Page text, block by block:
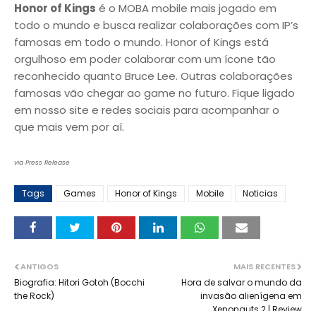
Honor of Kings é o MOBA mobile mais jogado em
todo o mundo e busca realizar colaborações com IP’s
famosas em todo o mundo. Honor of Kings está
orgulhoso em poder colaborar com um ícone tão
reconhecido quanto Bruce Lee. Outras colaborações
famosas vão chegar ao game no futuro. Fique ligado
em nosso site e redes sociais para acompanhar o
que mais vem por aí.
via Press Release
Tags Games Honor of Kings Mobile Noticias
MAIS RECENTES
Hora de salvar o mundo da
invasão alienígena em
ANTIGOS
Biografia: Hitori Gotoh (Bocchi
the Rock)